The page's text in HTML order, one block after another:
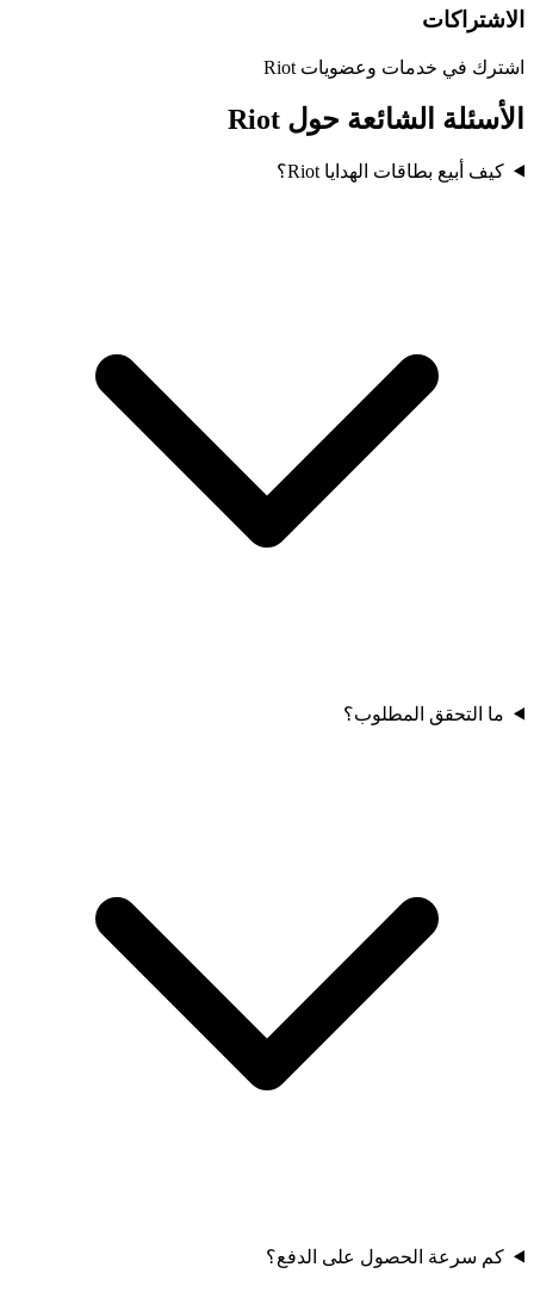
الاشتراكات
اشترك في خدمات وعضويات Riot
الأسئلة الشائعة حول Riot
كيف أبيع بطاقات الهدايا Riot؟
ما التحقق المطلوب؟
كم سرعة الحصول على الدفع؟